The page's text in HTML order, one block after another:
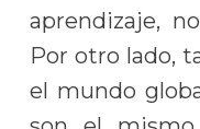
aprendizaje,
Por otro lado,
el mundo